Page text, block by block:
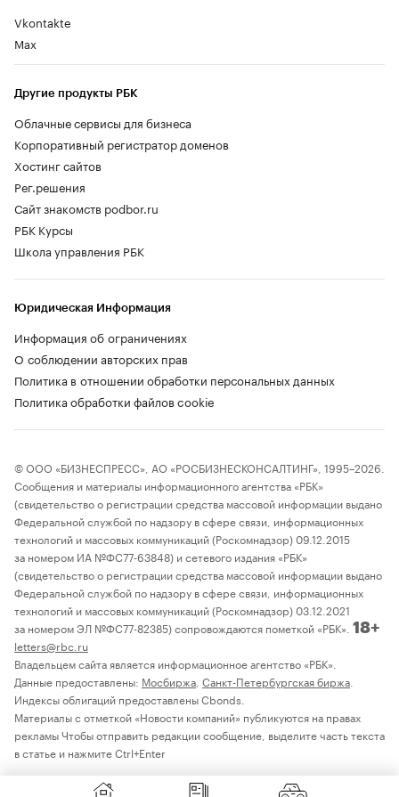
Vkontakte
Max
Другие продукты РБК
Облачные сервисы для бизнеса
Корпоративный регистратор доменов
Хостинг сайтов
Рег.решения
Сайт знакомств podbor.ru
РБК Курсы
Школа управления РБК
Юридическая Информация
Информация об ограничениях
О соблюдении авторских прав
Политика в отношении обработки персональных данных
Политика обработки файлов cookie
© ООО «БИЗНЕСПРЕСС», АО «РОСБИЗНЕСКОНСАЛТИНГ», 1995–2026.
Сообщения и материалы информационного агентства «РБК»
(свидетельство о регистрации средства массовой информации выдано
Федеральной службой по надзору в сфере связи, информационных
технологий и массовых коммуникаций (Роскомнадзор) 09.12.2015
за номером ИА №ФС77-63848) и сетевого издания «РБК»
(свидетельство о регистрации средства массовой информации выдано
Федеральной службой по надзору в сфере связи, информационных
технологий и массовых коммуникаций (Роскомнадзор) 03.12.2021
за номером ЭЛ №ФС77-82385) сопровождаются пометкой «РБК». 18+
letters@rbc.ru
Владельцем сайта является информационное агентство «РБК».
Данные предоставлены: Мосбиржа Санкт-Петербургская биржа
Индексы облигаций предоставлены Cbonds.
Материалы с отметкой «Новости компаний» публикуются на правах
рекламы Чтобы отправить редакции сообщение, выделите часть текста
в статье и нажмите Ctrl+Enter